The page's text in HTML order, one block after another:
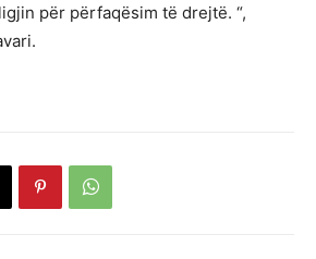
për përfaqësim të drejtë. “,